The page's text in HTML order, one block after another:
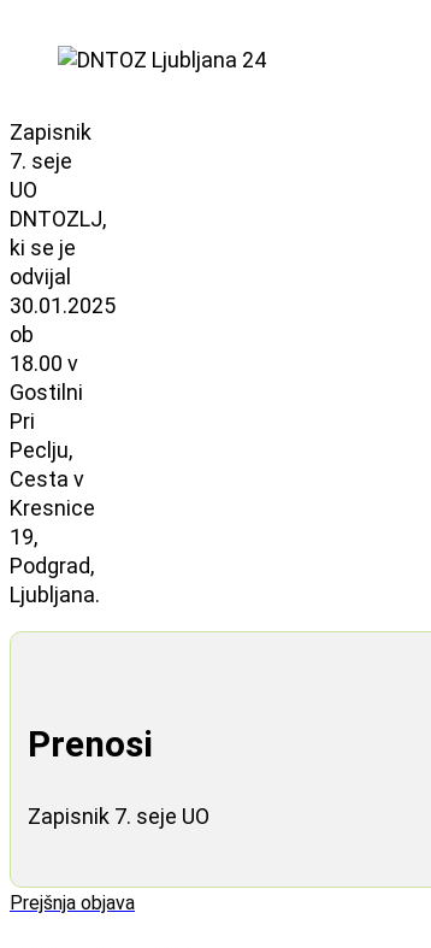
Zapisnik
7. seje
UO
DNTOZLJ,
ki se je
odvijal
30.01.2025
ob
18.00 v
Gostilni
Pri
Peclju,
Cesta v
Kresnice
19,
Podgrad,
Ljubljana.
Prenosi
Zapisnik 7. seje UO
Prejšnja objava